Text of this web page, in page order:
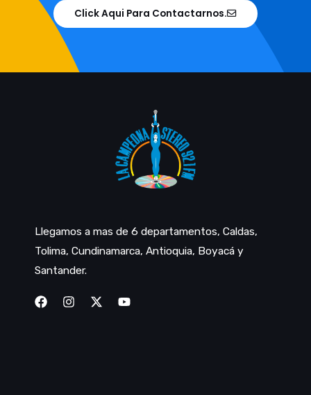
Click Aqui Para Contactarnos.
Llegamos a mas de 6 departamentos, Caldas,
Tolima, Cundinamarca, Antioquia, Boyacá y
Santander.